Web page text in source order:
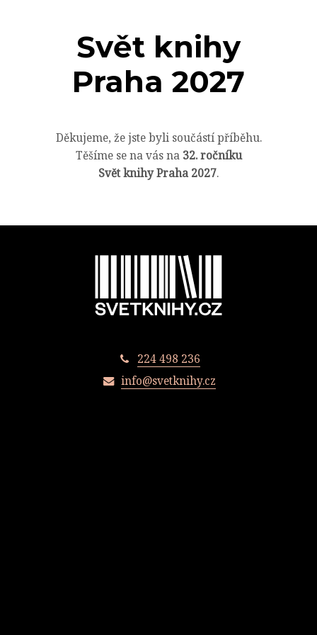
Svět knihy
Praha 2027
Děkujeme, že jste byli součástí příběhu.
Těšíme se na vás na 32. ročníku
Svět knihy Praha 2027.
224 498 236
info@svetknihy.cz